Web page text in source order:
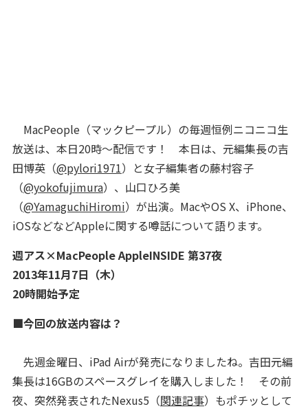
MacPeople（マックピープル）の毎週恒例ニコニコ生
放送は、本日20時～配信です！ 本日は、元編集長の吉
田博英（@pylori1971）と女子編集者の藤村容子
（@yokofujimura）、山口ひろ美
（@YamaguchiHiromi）が出演。MacやOS X、iPhone、
iOSなどなどAppleに関する噂話について語ります。
週アス×MacPeople AppleINSIDE 第37夜
2013年11月7日（木）
20時開始予定
■今回の放送内容は？
先週金曜日、iPad Airが発売になりましたね。吉田元編
集長は16GBのスペースグレイを購入しました！ その前
夜、突然発表されたNexus5（関連記事）もポチッとして